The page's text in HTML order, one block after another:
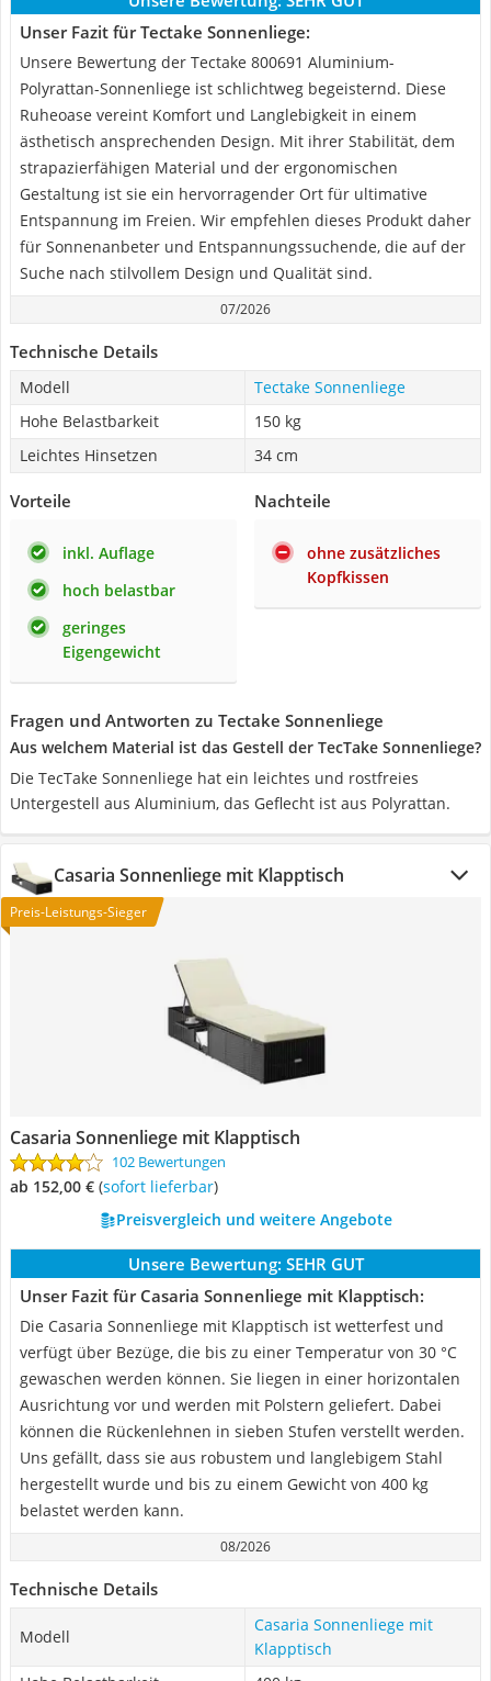
Unser Fazit für Tectake Sonnenliege:
Unsere Bewertung der Tectake 800691 Aluminium-
Polyrattan-Sonnenliege ist schlichtweg begeisternd. Diese
Ruheoase vereint Komfort und Langlebigkeit in einem
ästhetisch ansprechenden Design. Mit ihrer Stabilität, dem
strapazierfähigen Material und der ergonomischen
Gestaltung ist sie ein hervorragender Ort für ultimative
Entspannung im Freien. Wir empfehlen dieses Produkt daher
für Sonnenanbeter und Entspannungssuchende, die auf der
Suche nach stilvollem Design und Qualität sind.
07/2026
Technische Details
Modell
Tectake Sonnenliege
Hohe Belastbarkeit
150 kg
Leichtes Hinsetzen
34 cm
Vorteile
inkl. Auflage
hoch belastbar
geringes
Eigengewicht
Nachteile
ohne zusätzliches
Kopfkissen
Fragen und Antworten zu Tectake Sonnenliege
Aus welchem Material ist das Gestell der TecTake Sonnenliege?
Die TecTake Sonnenliege hat ein leichtes und rostfreies
Untergestell aus Aluminium, das Geflecht ist aus Polyrattan.
Casaria Sonnenliege mit Klapptisch
Preis-Leistungs-Sieger
Casaria Sonnenliege mit Klapptisch
102 Bewertungen
ab 152,00 € ( Sofort lieferbar)
Preisvergleich und weitere Angebote
Unsere Bewertung: SEHR GUT
Unser Fazit für Casaria Sonnenliege mit Klapptisch:
Die Casaria Sonnenliege mit Klapptisch ist wetterfest und
verfügt über Bezüge, die bis zu einer Temperatur von 30 °C
gewaschen werden können. Sie liegen in einer horizontalen
Ausrichtung vor und werden mit Polstern geliefert. Dabei
können die Rückenlehnen in sieben Stufen verstellt werden.
Uns gefällt, dass sie aus robustem und langlebigem Stahl
hergestellt wurde und bis zu einem Gewicht von 400 kg
belastet werden kann.
08/2026
Technische Details
Modell
Casaria Sonnenliege mit
Klapptisch